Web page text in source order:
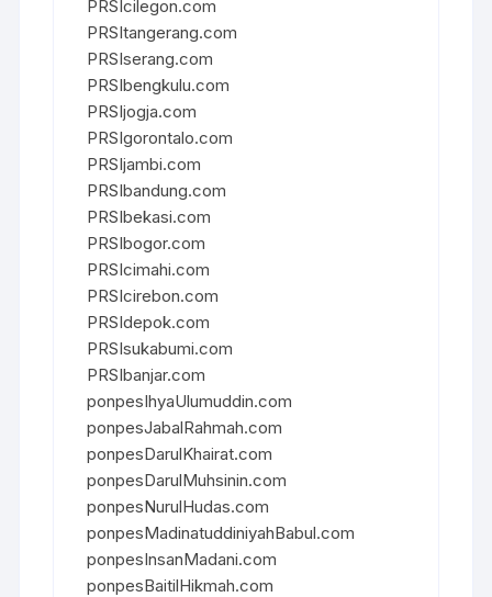
PRSIcilegon.com
PRSItangerang.com
PRSIserang.com
PRSIbengkulu.com
PRSIjogja.com
PRSIgorontalo.com
PRSIjambi.com
PRSIbandung.com
PRSIbekasi.com
PRSIbogor.com
PRSIcimahi.com
PRSIcirebon.com
PRSIdepok.com
PRSIsukabumi.com
PRSIbanjar.com
ponpesIhyaUlumuddin.com
ponpesJabalRahmah.com
ponpesDarulKhairat.com
ponpesDarulMuhsinin.com
ponpesNurulHudas.com
ponpesMadinatuddiniyahBabul.com
ponpesInsanMadani.com
ponpesBaitilHikmah.com